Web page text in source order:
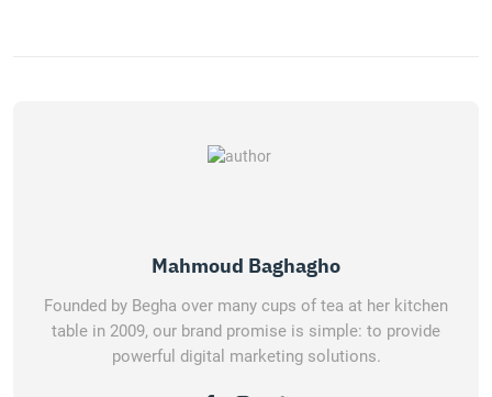
Mahmoud Baghagho
Founded by Begha over many cups of tea at her kitchen
table in 2009, our brand promise is simple: to provide
powerful digital marketing solutions.